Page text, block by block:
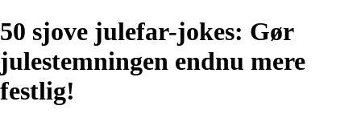
50 sjove julefar-jokes: Gør
julestemningen endnu mere
festlig!